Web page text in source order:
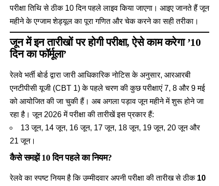
परीक्षा तिथि से ठीक 10 दिन पहले लाइव किया जाएगा। आइए जानते हैं जून
महीने के एग्जाम शेड्यूल का पूरा गणित और चेक करने का सही तरीका।
जून में इन तारीखों पर होगी परीक्षा, ऐसे काम करेगा ’10
दिन का फॉर्मूला’
रेलवे भर्ती बोर्ड द्वारा जारी आधिकारिक नोटिस के अनुसार, आरआरबी
एनटीपीसी यूजी (CBT 1) के पहले चरण की कुछ परीक्षाएं 7, 8 और 9 मई
को आयोजित की जा चुकी हैं। अब अगला पड़ाव जून महीने में शुरू होने जा
रहा है। जून 2026 में परीक्षा की तारीखें इस प्रकार हैं:
13 जून, 14 जून, 16 जून, 17 जून, 18 जून, 19 जून, 20 जून और
21 जून।
कैसे समझें 10 दिन पहले का नियम?
रेलवे का स्पष्ट नियम है कि उम्मीदवार अपनी परीक्षा की तारीख से ठीक 10